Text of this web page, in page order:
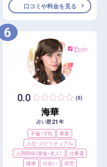
口コミや料金を見る
6
0.0 (0)
海華
占い歴21 年
不倫・浮気
事業
人生・スピリチュアル
人間関係（家族・友人）
仕事運
健康
出会い 前世